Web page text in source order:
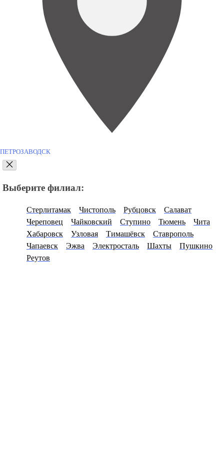
ПЕТРОЗАВОДСК
Выберите филиал:
Стерлитамак Чистополь Рубцовск
Салават
Череповец
Чайковский Ступино Тюмень
Чита
Хабаровск
Узловая Тимашёвск
Ставрополь
Чапаевск
Эжва Электросталь Шахты
Пушкино
Реутов